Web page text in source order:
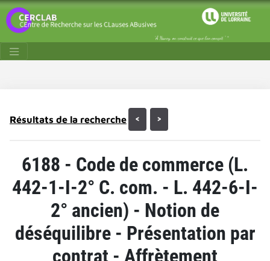
<
Résultats de la recherche >
6188 - Code de commerce (L.
442-1-I-2° C. com. - L. 442-6-I-
2° ancien) - Notion de
déséquilibre - Présentation par
contrat - Affrètement